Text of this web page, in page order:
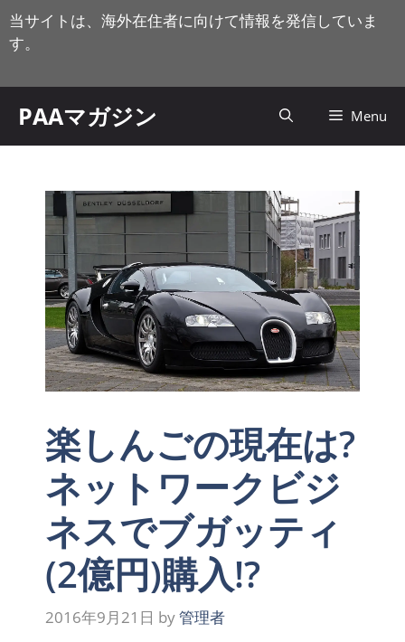
コ
ン
テ
ス
当サイトは、海外在住者に向けて情報を発信していま
す。
PAAマガジン Menu
楽しんごの現在は?
ネットワークビジ
ネスでブガッティ
(2億円)購入!?
2016年9月21日 by管理者